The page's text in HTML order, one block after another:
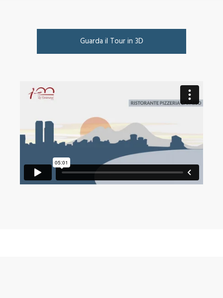
Guarda il Tour in 3D